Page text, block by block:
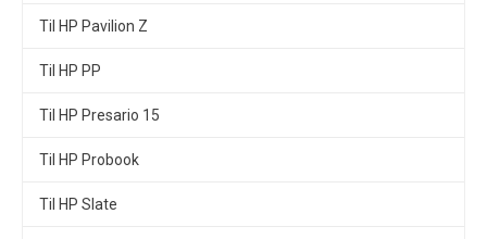
Til HP Pavilion Z
Til HP PP
Til HP Presario 15
Til HP Probook
Til HP Slate